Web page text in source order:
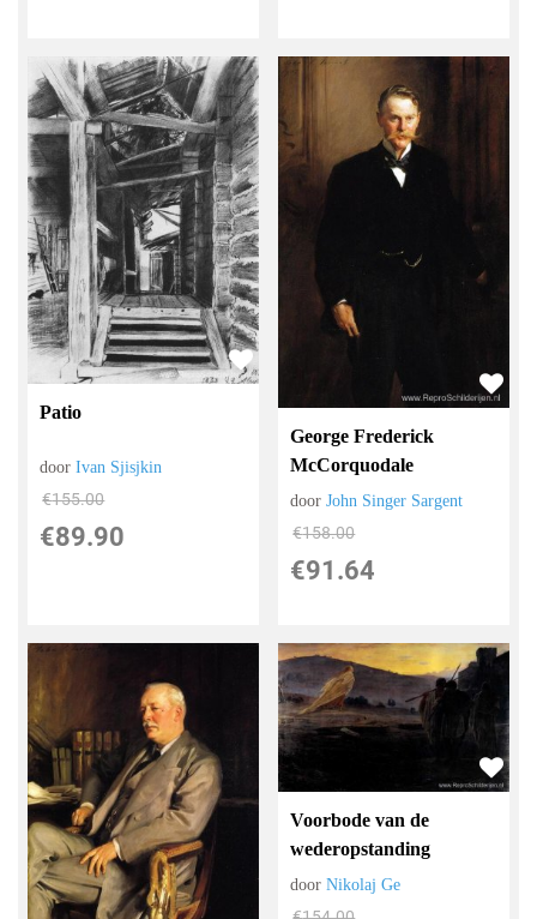
Patio
doorIvan Sjisjkin
€155.00
€89.90
George Frederick
McCorquodale
doorJohn Singer Sargent
€158.00
€91.64
Voorbode van de
wederopstanding
doorNikolaj Ge